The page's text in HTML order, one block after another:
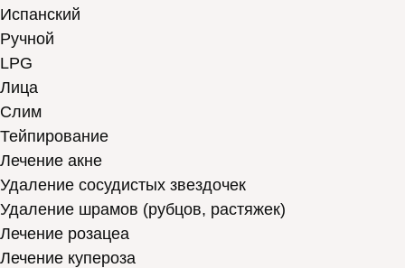
Испанский
Ручной
LPG
Лица
Слим
Тейпирование
Лечение акне
Удаление сосудистых звездочек
Удаление шрамов (рубцов, растяжек)
Лечение розацеа
Лечение купероза